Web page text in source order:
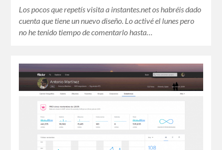
Los pocos que repetís visita a instantes.net os habréis dado
cuenta que tiene un nuevo diseño. Lo activé el lunes pero
no he tenido tiempo de comentarlo hasta…